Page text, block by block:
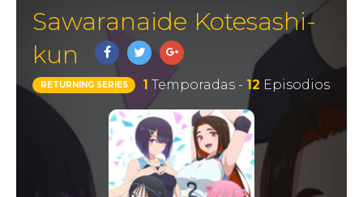
Sawaranaide Kotesashi-
kun
RETURNING SERIES 1 Temporadas - 12 Episodios